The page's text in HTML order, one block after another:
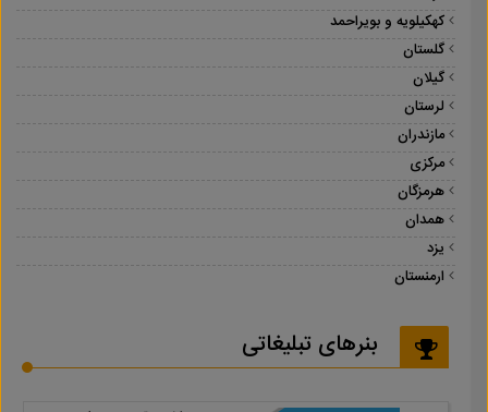
کهکیلویه و بویراحمد
گلستان
گیلان
لرستان
مازندران
مرکزی
هرمزگان
همدان
یزد
ارمنستان
بنرهای تبلیغاتی